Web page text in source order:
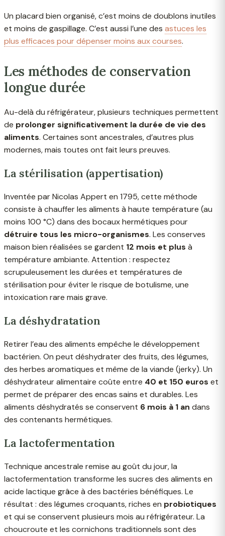
Un placard bien organisé, c’est moins de doublons inutiles
et moins de gaspillage. C’est aussi l’une des astuces les
plus efficaces pour dépenser moins aux courses.
Les méthodes de conservation
longue durée
Au-delà du réfrigérateur, plusieurs techniques permettent
de prolonger significativement la durée de vie des
aliments. Certaines sont ancestrales, d’autres plus
modernes, mais toutes ont fait leurs preuves.
La stérilisation (appertisation)
Inventée par Nicolas Appert en 1795, cette méthode
consiste à chauffer les aliments à haute température (au
moins 100 °C) dans des bocaux hermétiques pour
détruire tous les micro-organismes. Les conserves
maison bien réalisées se gardent 12 mois et plus à
température ambiante. Attention : respectez
scrupuleusement les durées et températures de
stérilisation pour éviter le risque de botulisme, une
intoxication rare mais grave.
La déshydratation
Retirer l’eau des aliments empêche le développement
bactérien. On peut déshydrater des fruits, des légumes,
des herbes aromatiques et même de la viande (jerky). Un
déshydrateur alimentaire coûte entre 40 et 150 euros et
permet de préparer des encas sains et durables. Les
aliments déshydratés se conservent 6 mois à 1 an dans
des contenants hermétiques.
La lactofermentation
Technique ancestrale remise au goût du jour, la
lactofermentation transforme les sucres des aliments en
acide lactique grâce à des bactéries bénéfiques. Le
résultat : des légumes croquants, riches en probiotiques
et qui se conservent plusieurs mois au réfrigérateur. La
choucroute et les cornichons traditionnels sont des